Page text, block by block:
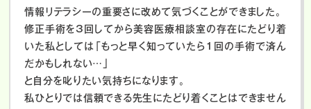
情報リテラシーの重要さに改めて気づくことができました。
修正手術を3回してから美容医療相談室の存在にたどり着
いた私としては「もっと早く知っていたら1回の手術で済ん
だかもしれない…」
と自分を叱りたい気持ちになります。
私ひとりでは信頼できる先生にたどり着くことはできません